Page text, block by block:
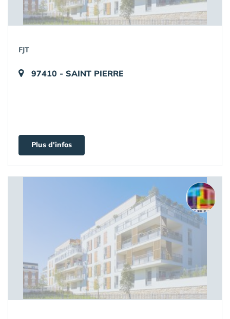
FJT
97410 - SAINT PIERRE
Plus d'infos